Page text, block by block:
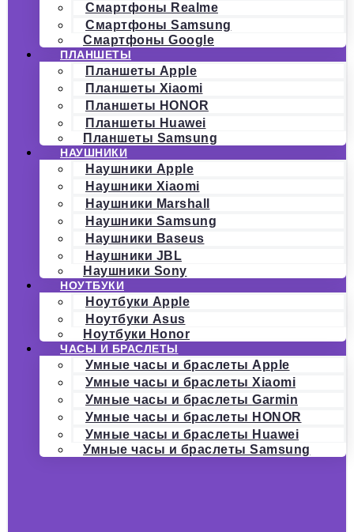
Смартфоны Realme
Смартфоны Samsung
Смартфоны Google
ПЛАНШЕТЫ
Планшеты Apple
Планшеты Xiaomi
Планшеты HONOR
Планшеты Huawei
Планшеты Samsung
НАУШНИКИ
Наушники Apple
Наушники Xiaomi
Наушники Marshall
Наушники Samsung
Наушники Baseus
Наушники JBL
Наушники Sony
НОУТБУКИ
Ноутбуки Apple
Ноутбуки Asus
Ноутбуки Honor
ЧАСЫ И БРАСЛЕТЫ
Умные часы и браслеты Apple
Умные часы и браслеты Xiaomi
Умные часы и браслеты Garmin
Умные часы и браслеты HONOR
Умные часы и браслеты Huawei
Умные часы и браслеты Samsung